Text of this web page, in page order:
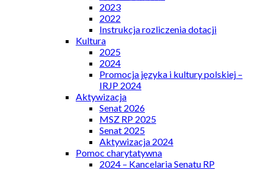
2023
2022
Instrukcja rozliczenia dotacji
Kultura
2025
2024
Promocja języka i kultury polskiej –
IRJP 2024
Aktywizacja
Senat 2026
MSZ RP 2025
Senat 2025
Aktywizacja 2024
Pomoc charytatywna
2024 – Kancelaria Senatu RP